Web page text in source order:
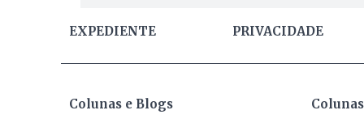
EXPEDIENTE PRIVACIDADE
Colunas e Blogs